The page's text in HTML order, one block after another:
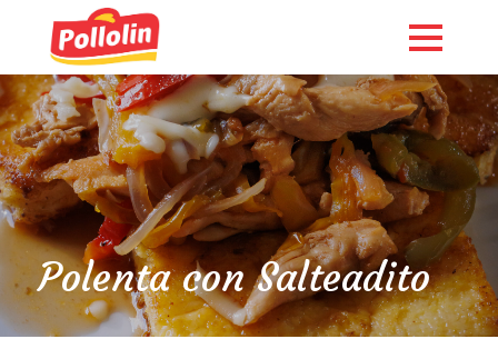
Polenta con Salteadito